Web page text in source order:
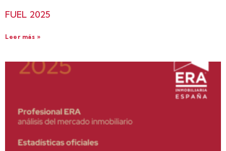
FUEL 2025
Leer más »